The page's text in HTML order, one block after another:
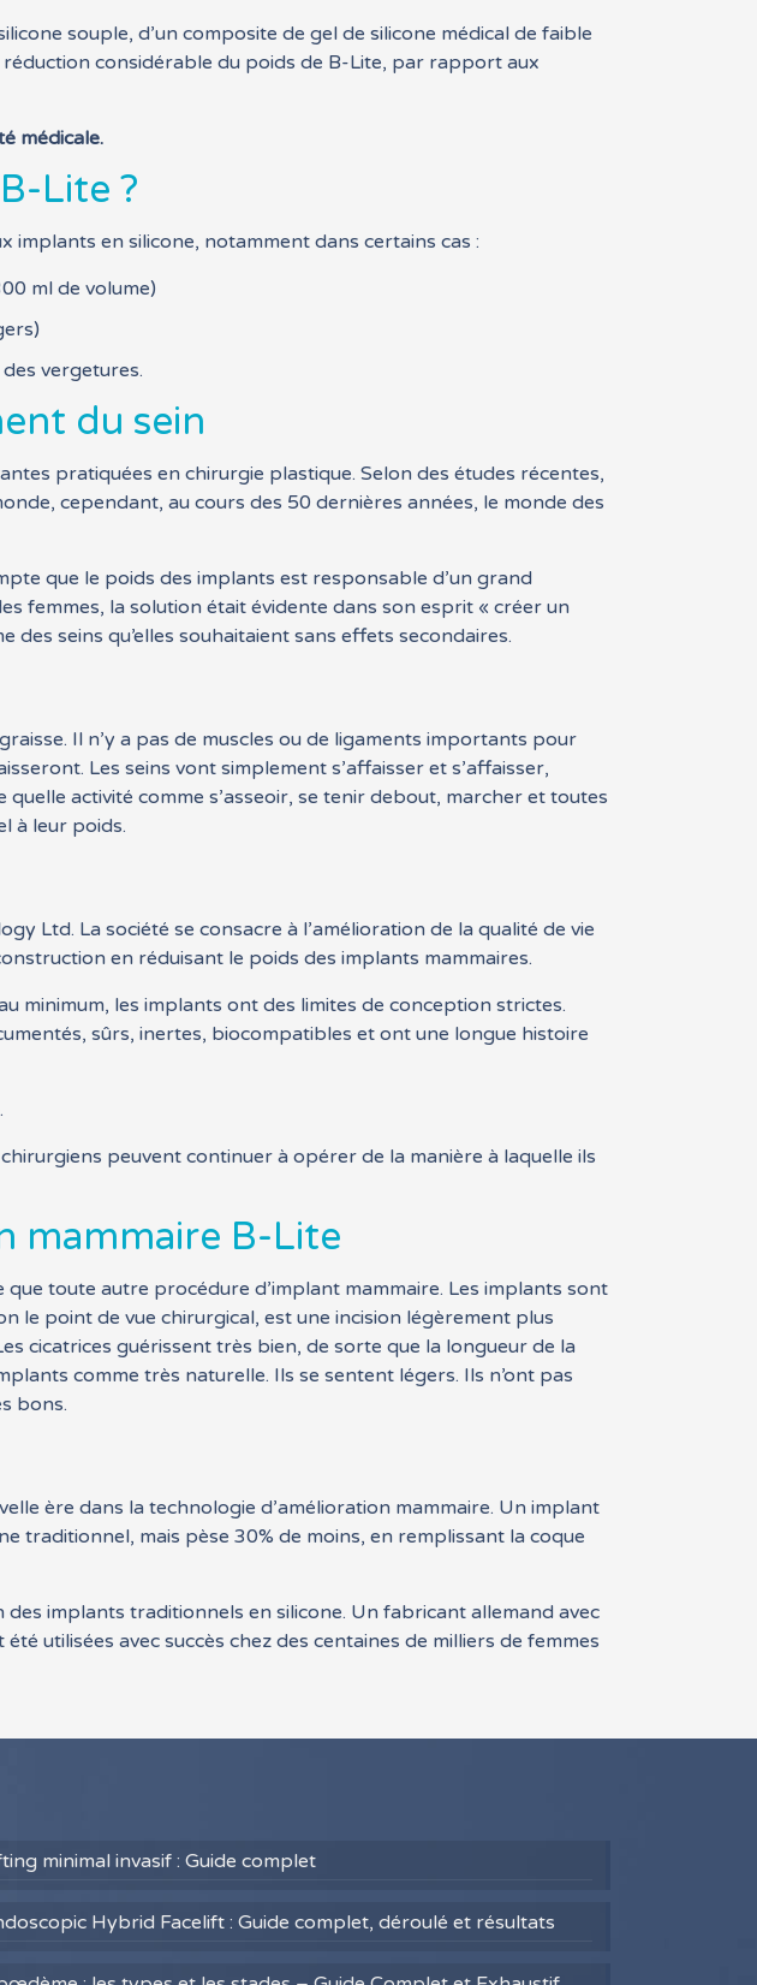
souple, d’un composite de gel de silicone médical de faible
considérable du poids de B-Lite, par rapport aux
médicale.
Lite ?
en silicone, notamment dans certains cas :
ml de volume)
vergetures.
du sein
pratiquées en chirurgie plastique. Selon des études récentes,
cependant, au cours des 50 dernières années, le monde des
que le poids des implants est responsable d’un grand
femmes, la solution était évidente dans son esprit « créer un
seins qu’elles souhaitaient sans effets secondaires.
Il n’y a pas de muscles ou de ligaments importants pour
Les seins vont simplement s’affaisser et s’affaisser,
activité comme s’asseoir, se tenir debout, marcher et toutes
à leur poids.
Ltd. La société se consacre à l’amélioration de la qualité de vie
en réduisant le poids des implants mammaires.
minimum, les implants ont des limites de conception strictes.
sûrs, inertes, biocompatibles et ont une longue histoire
peuvent continuer à opérer de la manière à laquelle ils
mammaire B-Lite
toute autre procédure d’implant mammaire. Les implants sont
le point de vue chirurgical, est une incision légèrement plus
cicatrices guérissent très bien, de sorte que la longueur de la
comme très naturelle. Ils se sentent légers. Ils n’ont pas
bons.
ère dans la technologie d’amélioration mammaire. Un implant
traditionnel, mais pèse 30% de moins, en remplissant la coque
implants traditionnels en silicone. Un fabricant allemand avec
utilisées avec succès chez des centaines de milliers de femmes
minimal invasif : Guide complet
Hybrid Facelift : Guide complet, déroulé et résultats